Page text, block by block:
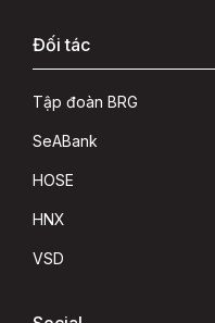
Đối tác
Tập đoàn BRG
SeABank
HOSE
HNX
VSD